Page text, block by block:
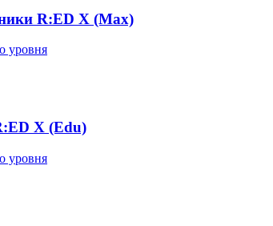
R:ED X (Max)
уровня
X (Edu)
уровня